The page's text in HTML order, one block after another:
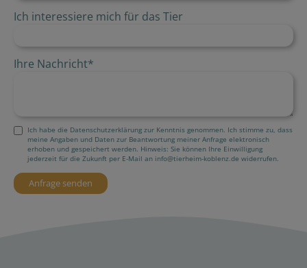
Ich interessiere mich für das Tier
Ihre Nachricht*
Ich habe die Datenschutzerklärung zur Kenntnis genommen. Ich stimme zu, dass
meine Angaben und Daten zur Beantwortung meiner Anfrage elektronisch
erhoben und gespeichert werden. Hinweis: Sie können Ihre Einwilligung
jederzeit für die Zukunft per E-Mail an info@tierheim-koblenz.de widerrufen.